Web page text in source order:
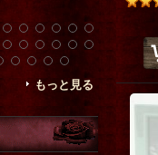
もっと見る